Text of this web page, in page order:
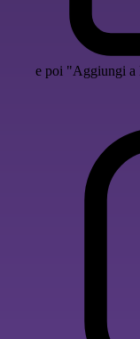
e poi "Aggiungi a